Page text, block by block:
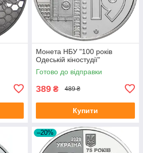
Монета НБУ "100 років
Одеській кіностудії"
Готово до відправки
389 ₴ 489 ₴
Купити
–20%